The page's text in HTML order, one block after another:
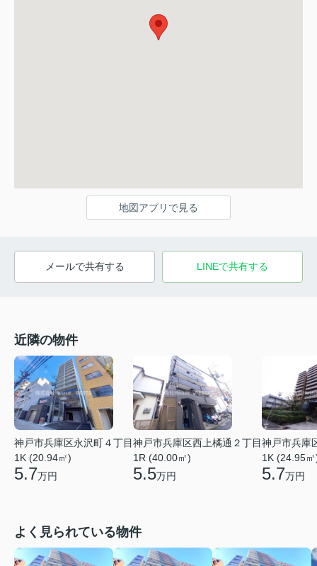
地図アプリで見る
メールで共有する LINEで共有する
近隣の物件
神戸市兵庫区永沢町４丁目
1K (20.94㎡)
5.7万円
神戸市兵庫区西上橘通２丁目
1R (40.00㎡)
5.5万円
神戸市兵庫
1K (24.95
5.7万円
よく見られている物件